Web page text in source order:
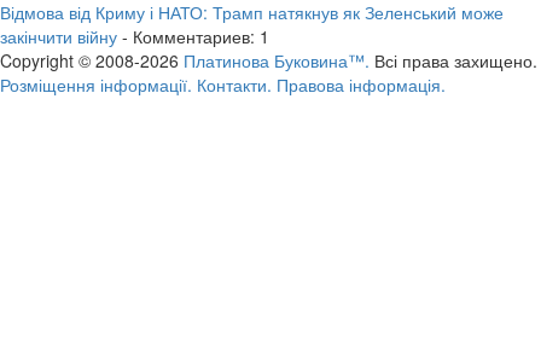
Відмова від Криму і НАТО: Трамп натякнув як Зеленський може
закінчити війну - Комментариев: 1
Copyright © 2008-2026 Платинова Буковина™. Всі права захищено.
Розміщення інформації. Контакти. Правова інформація.